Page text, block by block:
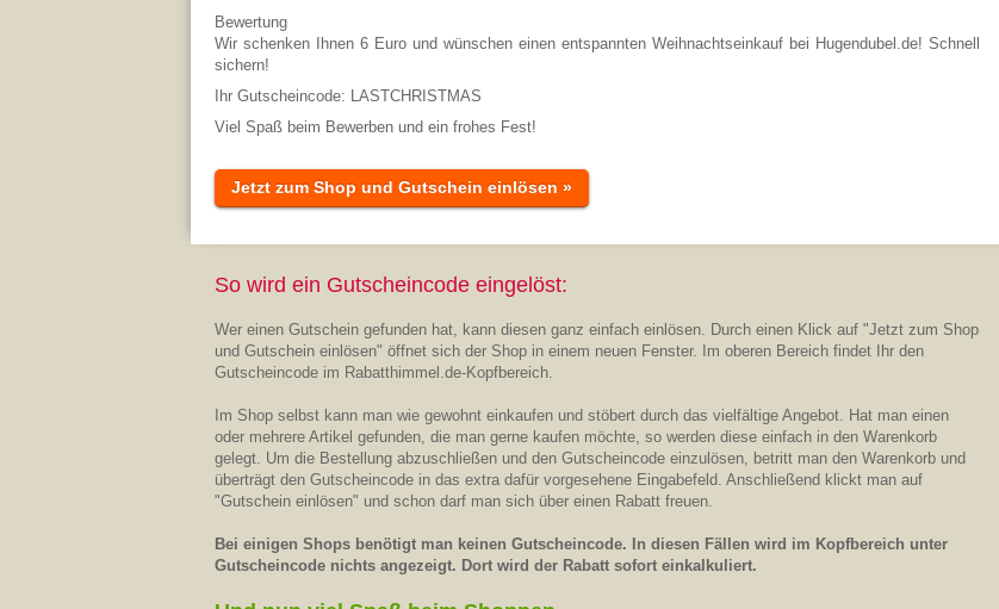
Bewertung
Wir schenken Ihnen 6 Euro und wünschen einen entspannten Weihnachtseinkauf bei Hugendubel.de! Schnell
sichern!
Ihr Gutscheincode: LASTCHRISTMAS
Viel Spaß beim Bewerben und ein frohes Fest!
Jetzt zum Shop und Gutschein einlösen »
So wird ein Gutscheincode eingelöst:
Wer einen Gutschein gefunden hat, kann diesen ganz einfach einlösen. Durch einen Klick auf "Jetzt zum Shop
und Gutschein einlösen" öffnet sich der Shop in einem neuen Fenster. Im oberen Bereich findet Ihr den
Gutscheincode im Rabatthimmel.de-Kopfbereich.
Im Shop selbst kann man wie gewohnt einkaufen und stöbert durch das vielfältige Angebot. Hat man einen
oder mehrere Artikel gefunden, die man gerne kaufen möchte, so werden diese einfach in den Warenkorb
gelegt. Um die Bestellung abzuschließen und den Gutscheincode einzulösen, betritt man den Warenkorb und
überträgt den Gutscheincode in das extra dafür vorgesehene Eingabefeld. Anschließend klickt man auf
"Gutschein einlösen" und schon darf man sich über einen Rabatt freuen.
Bei einigen Shops benötigt man keinen Gutscheincode. In diesen Fällen wird im Kopfbereich unter
Gutscheincode nichts angezeigt. Dort wird der Rabatt sofort einkalkuliert.